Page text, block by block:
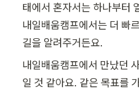
태에서 혼자서는 하나부터
내일배움캠프에서는 더 빠
길을 알려주거든요.
내일배움캠프에서 만났던
일 것 같아요. 같은 목표를